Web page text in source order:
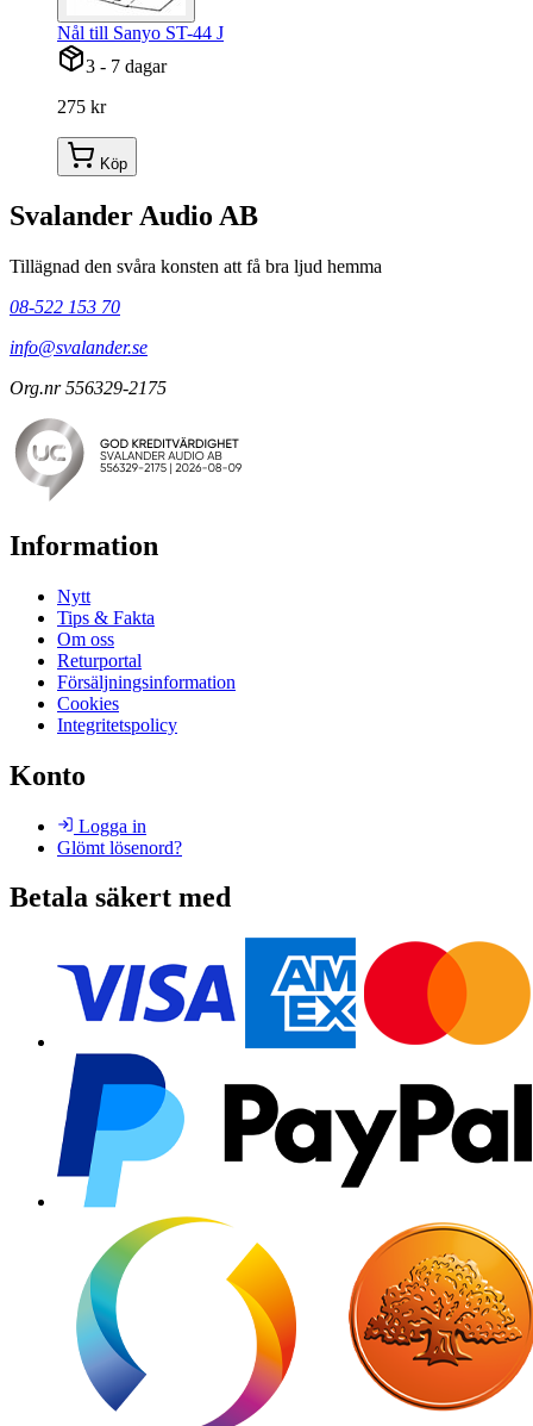
Nål till Sanyo ST-44 J
3 - 7 dagar
275 kr
Köp
Svalander Audio AB
Tillägnad den svåra konsten att få bra ljud hemma
08-522 153 70
info@svalander.se
Org.nr 556329-2175
Information
Nytt
Tips & Fakta
Om oss
Returportal
Försäljningsinformation
Cookies
Integritetspolicy
Konto
Logga in
Glömt lösenord?
Betala säkert med